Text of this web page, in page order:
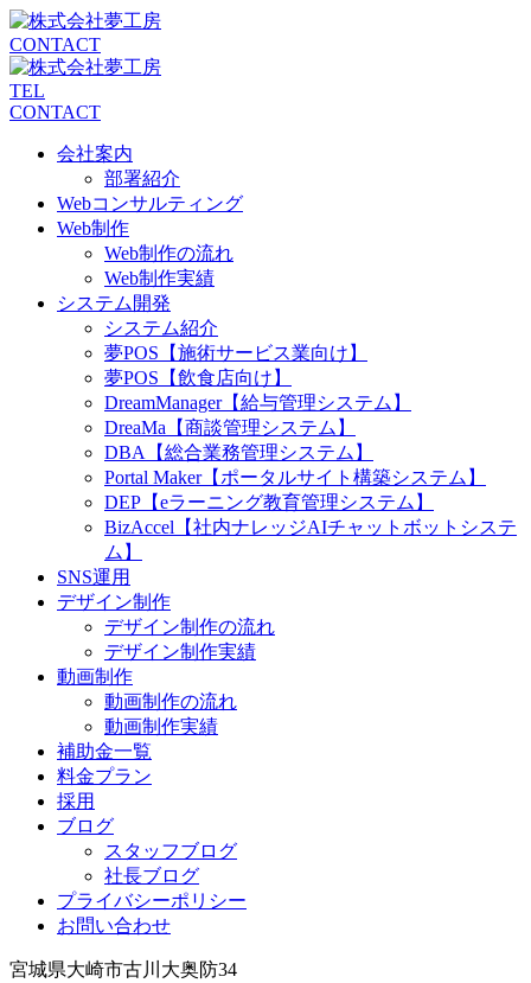
CONTACT
TEL
CONTACT
会社案内
部署紹介
Webコンサルティング
Web制作
Web制作の流れ
Web制作実績
システム開発
システム紹介
夢POS【施術サービス業向け】
夢POS【飲食店向け】
DreamManager【給与管理システム】
DreaMa【商談管理システム】
DBA【総合業務管理システム】
Portal Maker【ポータルサイト構築システム】
DEP【eラーニング教育管理システム】
BizAccel【社内ナレッジAIチャットボットシステ
ム】
SNS運用
デザイン制作
デザイン制作の流れ
デザイン制作実績
動画制作
動画制作の流れ
動画制作実績
補助金一覧
料金プラン
採用
ブログ
スタッフブログ
社長ブログ
プライバシーポリシー
お問い合わせ
宮城県大崎市古川大奥防34